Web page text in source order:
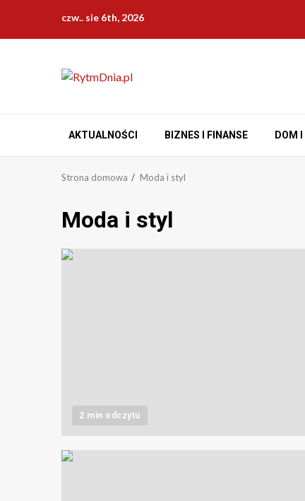
treści
czw.. sie 6th, 2026
AKTUALNOŚCI BIZNES I FINANSE DOM I
Strona domowa Moda i styl
Moda i styl
2 min odczytu